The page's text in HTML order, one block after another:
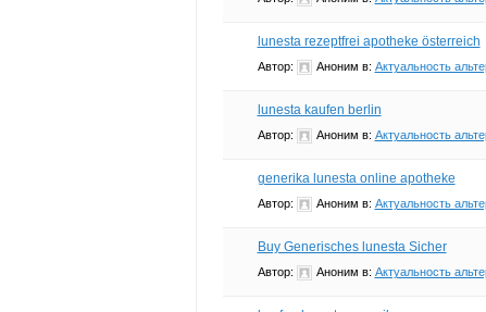
lunesta rezeptfrei apotheke österreich
Автор: Аноним в: Актуальность
lunesta kaufen berlin
Автор: Аноним в: Актуальность
generika lunesta online apotheke
Автор: Аноним в: Актуальность
Buy Generisches lunesta Sicher
Автор: Аноним в: Актуальность